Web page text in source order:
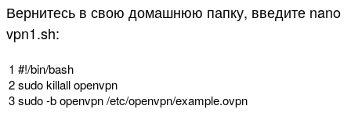
Вернитесь в свою домашнюю папку, введите nano
vpn1.sh:
1
2
3
#!/bin/bash
sudokillallopenvpn
sudo-bopenvpn/etc/openvpn/example.ovpn